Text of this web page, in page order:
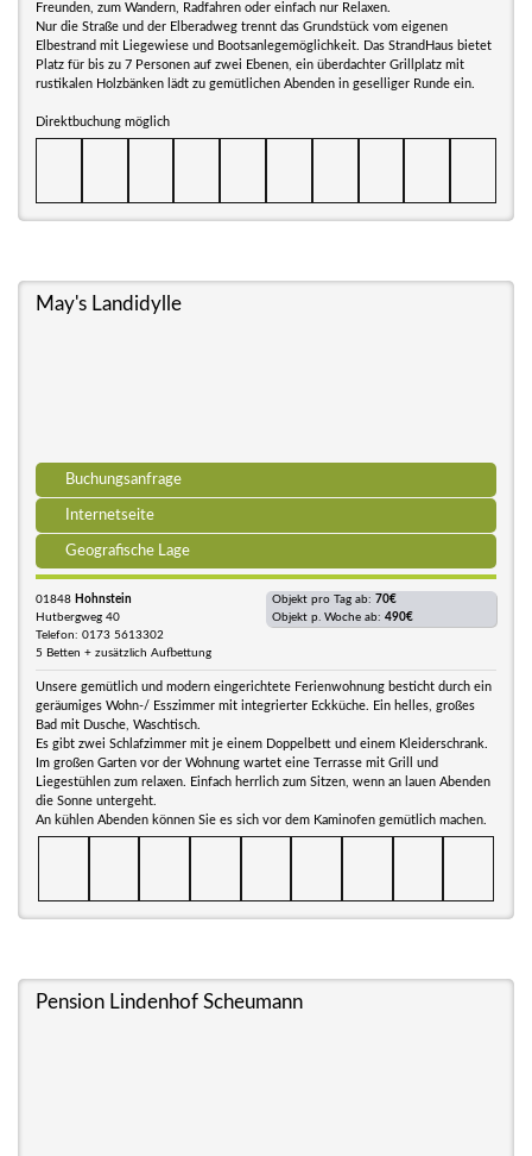
Freunden, zum Wandern, Radfahren oder einfach nur Relaxen.
Nur die Straße und der Elberadweg trennt das Grundstück vom eigenen
Elbestrand mit Liegewiese und Bootsanlegemöglichkeit. Das StrandHaus bietet
Platz für bis zu 7 Personen auf zwei Ebenen, ein überdachter Grillplatz mit
rustikalen Holzbänken lädt zu gemütlichen Abenden in geselliger Runde ein.
Direktbuchung möglich
May's Landidylle
Buchungsanfrage
Internetseite
Geografische Lage
01848 Hohnstein
Hutbergweg 40
Telefon: 0173 5613302
5 Betten + zusätzlich Aufbettung
Objekt pro Tag ab: 70€
Objekt p. Woche ab: 490€
Unsere gemütlich und modern eingerichtete Ferienwohnung besticht durch ein
geräumiges Wohn-/ Esszimmer mit integrierter Eckküche. Ein helles, großes
Bad mit Dusche, Waschtisch.
Es gibt zwei Schlafzimmer mit je einem Doppelbett und einem Kleiderschrank.
Im großen Garten vor der Wohnung wartet eine Terrasse mit Grill und
Liegestühlen zum relaxen. Einfach herrlich zum Sitzen, wenn an lauen Abenden
die Sonne untergeht.
An kühlen Abenden können Sie es sich vor dem Kaminofen gemütlich machen.
Pension Lindenhof Scheumann